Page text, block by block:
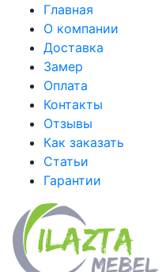
Главная
О компании
Доставка
Замер
Оплата
Контакты
Отзывы
Как заказать
Статьи
Гарантии